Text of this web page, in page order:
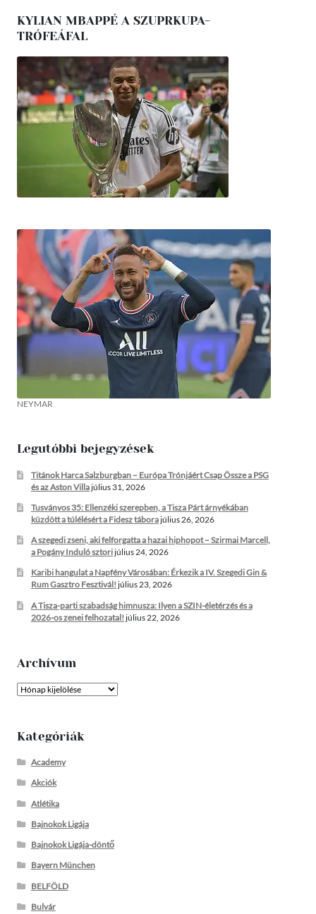
KYLIAN MBAPPÉ A SZUPRKUPA-
TRÓFEÁFAL
NEYMAR
Legutóbbi bejegyzések
Titánok Harca Salzburgban – Európa Trónjáért Csap Össze a PSG
és az Aston Villajúlius 31, 2026
Tusványos 35: Ellenzéki szerepben, a Tisza Párt árnyékában
küzdött a túlélésért a Fidesz táborajúlius 26, 2026
A szegedi zseni, aki felforgatta a hazai hiphopot – Szirmai Marcell,
a Pogány Induló sztorijúlius 24, 2026
Karibi hangulat a Napfény Városában: Érkezik a IV. Szegedi Gin &
Rum Gasztro Fesztivál! július 23, 2026
A Tisza-parti szabadság himnusza: Ilyen a SZIN-életérzés és a
2026-os zenei felhozatal! július 22, 2026
Archívum
Archívum
Kategóriák
Academy
Akciók
Atlétika
Bajnokok Ligája
Bajnokok Ligája-döntő
Bayern München
BELFÖLD
Bulvár